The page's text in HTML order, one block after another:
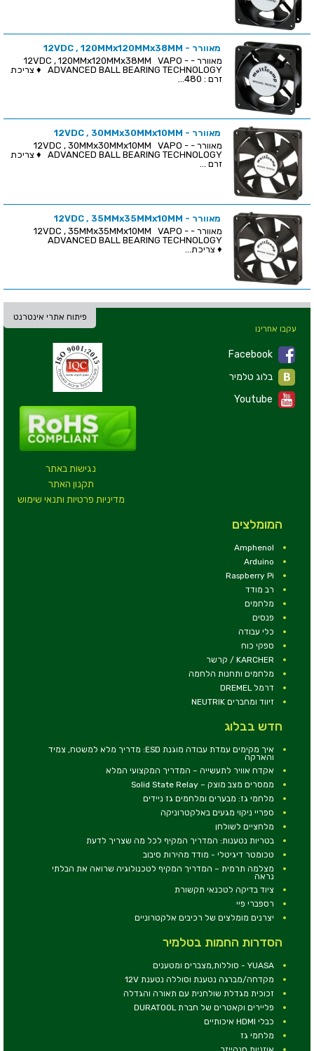
מאוורר - 12VDC , 120MMx120MMx38MM
מאוורר - 12VDC , 120MMx120MMx38MM VAPO -
ADVANCED BALL BEARING TECHNOLOGY ♦ צריכת
זרם : 480...
מאוורר - 12VDC , 30MMx30MMx10MM
מאוורר - 12VDC , 30MMx30MMx10MM VAPO -
ADVANCED BALL BEARING TECHNOLOGY ♦ צריכת
זרם ...
מאוורר - 12VDC , 35MMx35MMx10MM
מאוורר - 12VDC , 35MMx35MMx10MM VAPO -
♦ צריכת...
פיתוח אתרי אינטרנט
נגישות באתר
תקנון האתר
מדיניות פרטיות ותנאי שימוש
עקבו אחרינו
Facebook
Youtube
המומלצים
Amphenol
Arduino
Raspberry Pi
רב מודד
מלחמים
פנסים
כלי עבודה
ספקי כוח
KARCHER / קרשר
מלחמים ותחנות הלחמה
דרמל DREMEL
זיווד ומחברים NEUTRIK
חדש בבלוג
איך מקימים עמדת עבודה מוגנת ESD: מדריך מלא למשטח, צמיד
והארקה
אקדח אוויר לתעשייה – המדריך המקצועי המלא
ממסרים מצב מוצק – Solid State Relay
מלחמי גז: מבערים ומלחמים גז ניידים
ספריי ניקוי מגעים באלקטרוניקה
מלחציים לשולחן
בטריות נטענות: המדריך המקיף לכל מה שצריך לדעת
טכומטר דיגיטלי - מודד מהירות סיבוב
מצלמה תרמית – המדריך המקיף לטכנולוגיה שרואה את הבלתי
נראה
ציוד בדיקה לטכנאי תקשורת
רספברי פיי
יצרנים מומלצים של רכיבים אלקטרוניים
הסדרות החמות בטלמיר
YUASA - סוללות,מצברים ומטענים
מקדחה/מברגה נטענת וסוללה נטענת 12V
זכוכית מגדלת שולחנית עם תאורה והגדלה
פליירים וקאטרים של חברת DURATOOL
כבלי HDMI איכותיים
מלחמי גז